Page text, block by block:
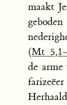
maakt
(Mt
de